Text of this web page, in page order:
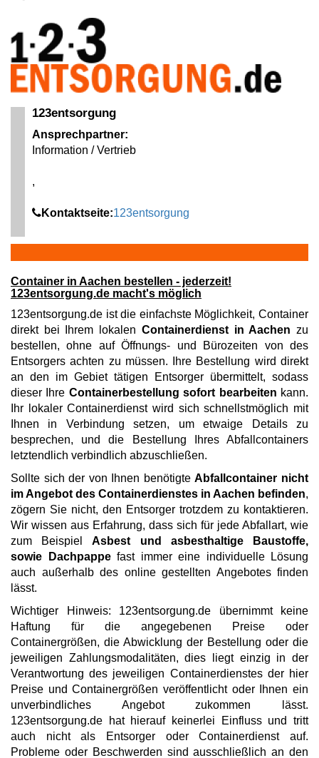
123entsorgung
Ansprechpartner:
Information / Vertrieb
,
Kontaktseite:123entsorgung
Container in Aachen bestellen - jederzeit!
123entsorgung.de macht's möglich
123entsorgung.de ist die einfachste Möglichkeit, Container
direkt bei Ihrem lokalen Containerdienst in Aachen zu
bestellen, ohne auf Öffnungs- und Bürozeiten von des
Entsorgers achten zu müssen. Ihre Bestellung wird direkt
an den im Gebiet tätigen Entsorger übermittelt, sodass
dieser Ihre Containerbestellung sofort bearbeiten kann.
Ihr lokaler Containerdienst wird sich schnellstmöglich mit
Ihnen in Verbindung setzen, um etwaige Details zu
besprechen, und die Bestellung Ihres Abfallcontainers
letztendlich verbindlich abzuschließen.
Sollte sich der von Ihnen benötigteAbfallcontainer nicht
im Angebot des Containerdienstes in Aachen befinden,
zögern Sie nicht, den Entsorger trotzdem zu kontaktieren.
Wir wissen aus Erfahrung, dass sich für jede Abfallart, wie
zum BeispielAsbest und asbesthaltige Baustoffe,
sowie Dachpappefast immer eine individuelle Lösung
auch außerhalb des online gestellten Angebotes finden
lässt.
Wichtiger Hinweis: 123entsorgung.de übernimmt keine
Haftung für die angegebenen Preise oder
Containergrößen, die Abwicklung der Bestellung oder die
jeweiligen Zahlungsmodalitäten, dies liegt einzig in der
Verantwortung des jeweiligen Containerdienstes der hier
Preise und Containergrößen veröffentlicht oder Ihnen ein
unverbindliches Angebot zukommen lässt.
123entsorgung.de hat hierauf keinerlei Einfluss und tritt
auch nicht als Entsorger oder Containerdienst auf.
Probleme oder Beschwerden sind ausschließlich an den